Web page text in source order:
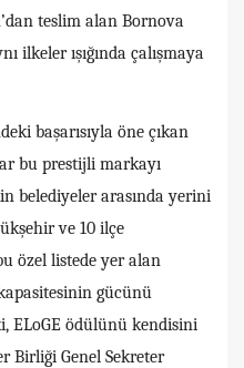
teslim alan Bornova
ilkeler ışığında çalışmaya
başarısıyla öne çıkan
bu prestijli markayı
belediyeler arasında yerini
ve 10 ilçe
özel listede yer alan
gücünü
ELoGE ödülünü kendisini
Birliği Genel Sekreter